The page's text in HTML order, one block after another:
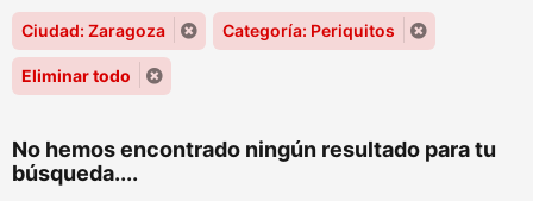
Ciudad: Zaragoza Categoría: Periquitos
Eliminar todo
No hemos encontrado ningún resultado para tu
búsqueda....